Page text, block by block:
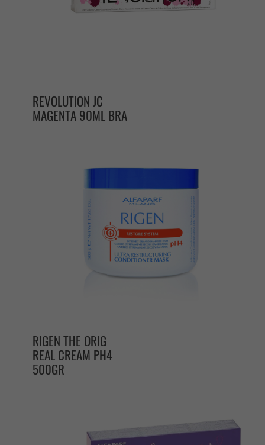
REVOLUTION JC
MAGENTA 90ML BRA
RIGEN THE ORIG
REAL CREAM PH4
500GR